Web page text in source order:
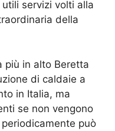
servizi volti alla
della
più in alto Beretta
di caldaie a
in Italia, ma
se non vengono
può